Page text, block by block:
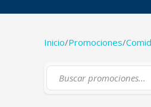
Inicio/Promociones/